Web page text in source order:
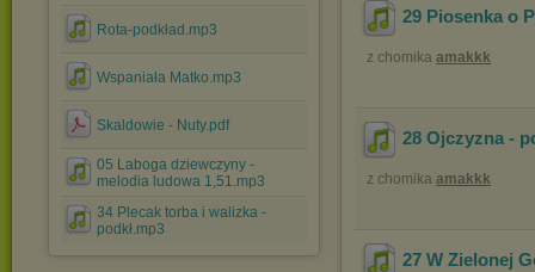
Rota-podkład.mp3
Wspaniała Matko.mp3
Skaldowie - Nuty.pdf
05 Laboga dziewczyny -
melodia ludowa 1,51.mp3
34 Plecak torba i walizka -
podkł.mp3
29 Piosenka o
z chomika amakkk
28 Ojczyzna -
z chomika amakkk
27 W Zielonej